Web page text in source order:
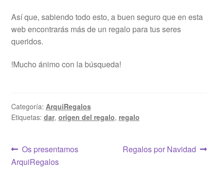
Así que, sabiendo todo esto, a buen seguro que en esta
web encontrarás más de un regalo para tus seres
queridos.
!Mucho ánimo con la búsqueda!
Categoría: ArquiRegalos
Etiquetas: dar, origen del regalo, regalo
Navegación
de
Anterior:
Os presentamos
ArquiRegalos
Siguiente:
Regalos por Navidad